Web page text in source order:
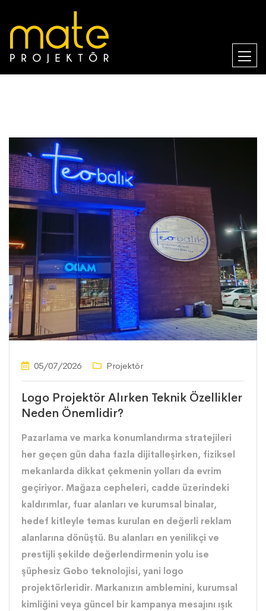
05/07/2026 Projektör
Logo Projektör Alırken Teknik Özellikler
Neden Önemlidir?
Pazarlama ve marka konumlandırma stratejileri
her geçen gün daha fazla dijitalleşirken, fiziksel
mekanlarda dikkat çekmenin yolları da evrim
geçiriyor. Mağaza cepheleri, cadde üzerindeki
kaldırımlar, fuar alanları ve kurumsal binalar,
hedef kitleyle temas kurulan en değerli reklam
alanlarına dönüştü. Bu alanları en yenilikçi ve
prestijli şekilde değerlendirmenin yolu ise
şüphesiz Gobo teknolojisi, yani logo
projektörleridir. Markanızın amblemini, kurumsal
kimliğini veya güncel bir kampanya mesajını ışık